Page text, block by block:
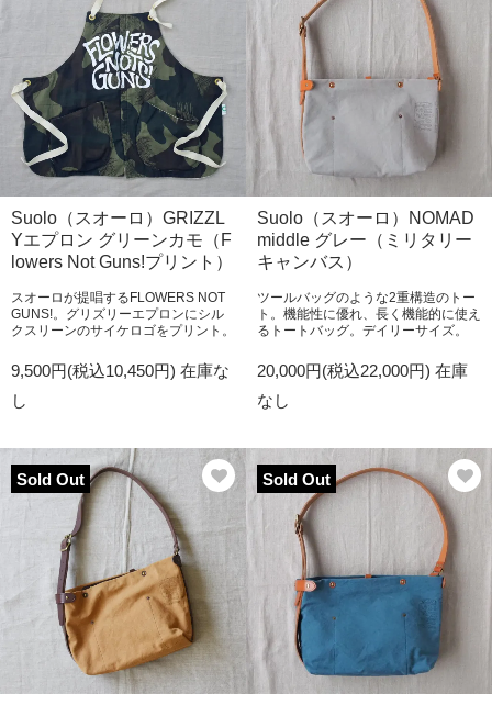
Suolo（スオーロ）GRIZZL
Yエプロン グリーンカモ（F
lowers Not Guns!プリント）
スオーロが提唱するFLOWERS NOT
GUNS!。グリズリーエプロンにシル
クスリーンのサイケロゴをプリント。
9,500円(税込10,450円) 在庫な
し
Suolo（スオーロ）NOMAD
middle グレー（ミリタリー
キャンバス）
ツールバッグのような2重構造のトー
ト。機能性に優れ、長く機能的に使え
るトートバッグ。デイリーサイズ。
20,000円(税込22,000円) 在庫
なし
Sold Out Sold Out